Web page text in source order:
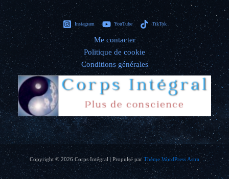
Instagram YouTube TikTok
Me contacter
Politique de cookie
Conditions générales
Copyright © 2026 Corps Intégral | Propulsé par Thème WordPress Astra